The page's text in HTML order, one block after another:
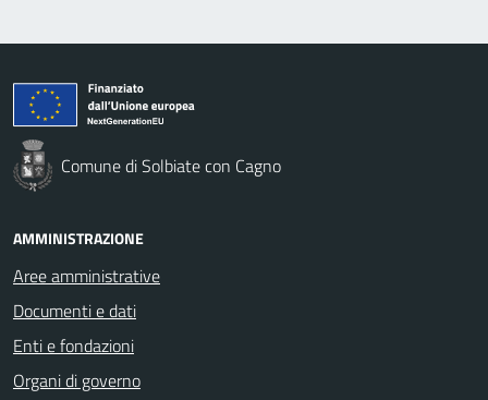
Comune di Solbiate con Cagno
AMMINISTRAZIONE
Aree amministrative
Documenti e dati
Enti e fondazioni
Organi di governo